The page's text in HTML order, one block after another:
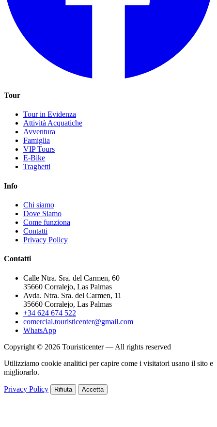
Tour
Tour in Evidenza
Attività Acquatiche
Avventura
Famiglia
VIP Tours
E-Bike
Traghetti
Info
Chi siamo
Dove Siamo
Come funziona
Contatti
Privacy Policy
Contatti
Calle Ntra. Sra. del Carmen, 60
35660 Corralejo, Las Palmas
Avda. Ntra. Sra. del Carmen, 11
35660 Corralejo, Las Palmas
+34 624 674 522
comercial.touristicenter@gmail.com
WhatsApp
Copyright © 2026 Touristicenter — All rights reserved
Utilizziamo cookie analitici per capire come i visitatori usano il sito e
migliorarlo.
Privacy Policy Rifiuta Accetta